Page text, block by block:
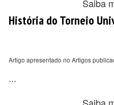
Saiba
História do Torneio
Artigo apresentado no Artigos
...